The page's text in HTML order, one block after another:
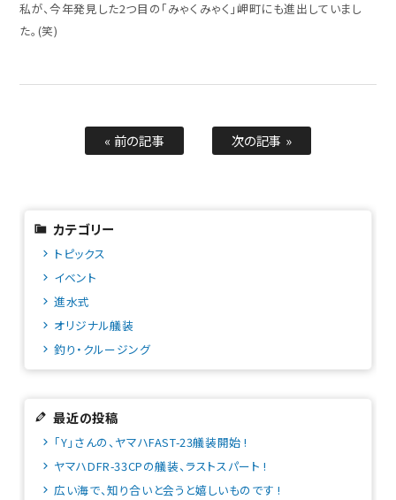
私が、今年発見した2つ目の「みゃくみゃく」岬町にも進出していまし
た。(笑)
« 前の記事 次の記事 »
カテゴリー
トピックス
イベント
進水式
オリジナル艤装
釣り・クルージング
最近の投稿
「Y」さんの、ヤマハFAST-23艤装開始 !
ヤマハDFR-33CPの艤装、ラストスパート !
広い海で、知り合いと会うと嬉しいものです !